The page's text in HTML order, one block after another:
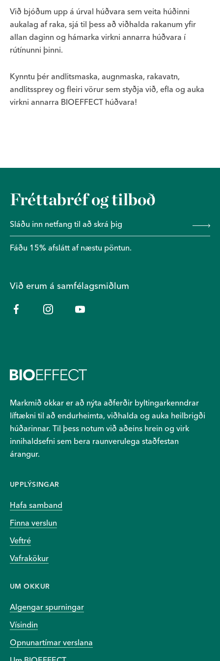
Við bjóðum upp á úrval húðvara sem veita húðinni
aukalag af raka, sjá til þess að viðhalda rakanum yfir
allan daginn og hámarka virkni annarra húðvara í
rútínunni þinni.
Kynntu þér andlitsmaska, augnmaska, rakavatn,
andlitssprey og fleiri vörur sem styðja við, efla og auka
virkni annarra BIOEFFECT húðvara!
Fréttabréf og tilboð
Fáðu 15% afslátt af næstu pöntun.
Við erum á samfélagsmiðlum
Markmið okkar er að nýta aðferðir byltingarkenndrar
líftækni til að endurheimta, viðhalda og auka heilbrigði
húðarinnar. Til þess notum við aðeins hrein og virk
innihaldsefni sem bera raunverulega staðfestan
árangur.
UPPLÝSINGAR
Hafa samband
Finna verslun
Veftré
Vafrakökur
UM OKKUR
Algengar spurningar
Vísindin
Opnunartímar verslana